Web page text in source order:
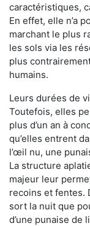
caractéristiques,
En effet, elle n’a
marchant le plus
les sols via les
plus
humains.
Leurs durées de
Toutefois, elles
plus d’un an à
qu’elles entrent
l’œil nu, une
La structure
majeur leur
recoins et fentes.
sort la nuit que
d’une punaise de